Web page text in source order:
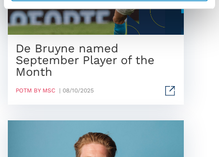
De Bruyne named
September Player of the
Month
POTM BY MSC | 08/10/2025